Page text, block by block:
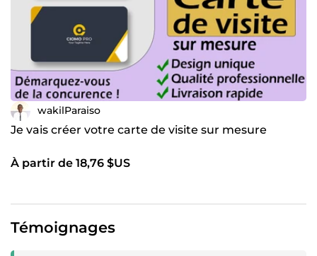
wakilParaiso
Je vais créer votre carte de visite sur mesure
À partir de 18,76 $US
Témoignages